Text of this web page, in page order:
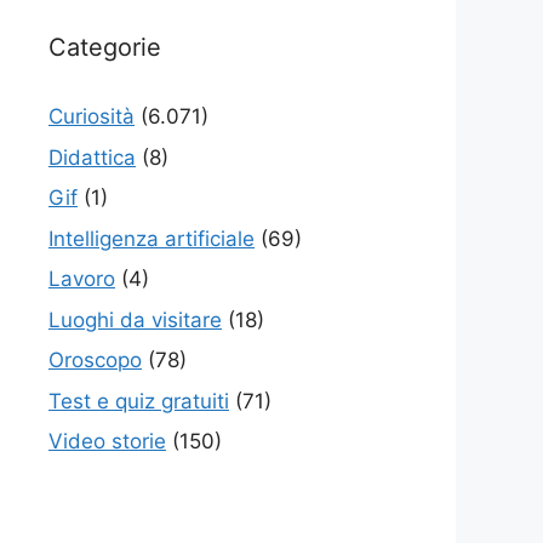
Categorie
Curiosità (6.071)
Didattica (8)
Gif (1)
Intelligenza artificiale (69)
Lavoro (4)
Luoghi da visitare (18)
Oroscopo (78)
Test e quiz gratuiti (71)
Video storie (150)